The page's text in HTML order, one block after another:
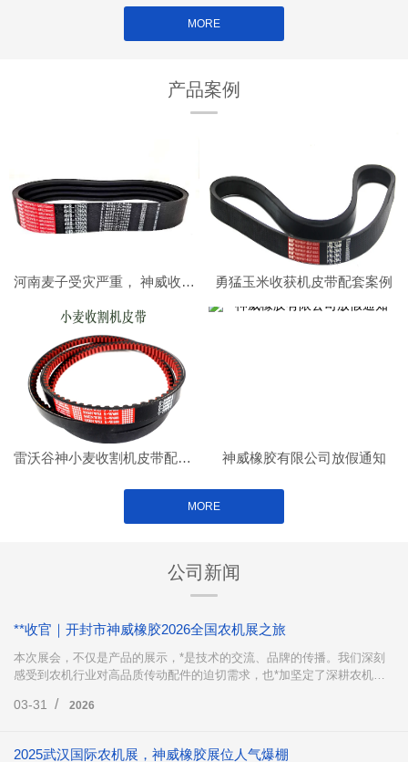
MORE
产品案例
河南麦子受灾严重， 神威收割机皮带在南阳社旗助力小麦收割顺利进行 勇猛玉米收获机皮带配套案例
雷沃谷神小麦收割机皮带配套案例 神威橡胶有限公司放假通知
MORE
公司新闻
**收官｜开封市神威橡胶2026全国农机展之旅
本次展会，不仅是产品的展示，*是技术的交流、品牌的传播。我们深刻
感受到农机行业对高品质传动配件的迫切需求，也*加坚定了深耕农机传
03-31 / 2026
2025武汉国际农机展，神威橡胶展位人气爆棚